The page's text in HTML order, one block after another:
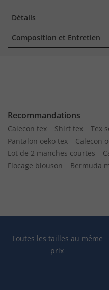
Détails
Composition et Entretien
Recommandations
Calecon tex Shirt tex Tex
Pantalon oeko tex
Calecon
Lot de 2 manches courtes
Flocage blouson
Bermuda
Toutes les tailles au même
prix